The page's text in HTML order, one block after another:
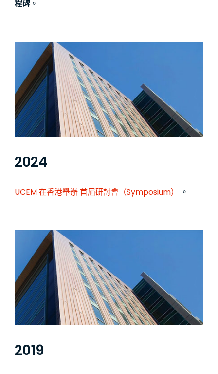
程碑 。
2024
UCEM 在香港舉辦首屆研討會（Symposium） 。
2019